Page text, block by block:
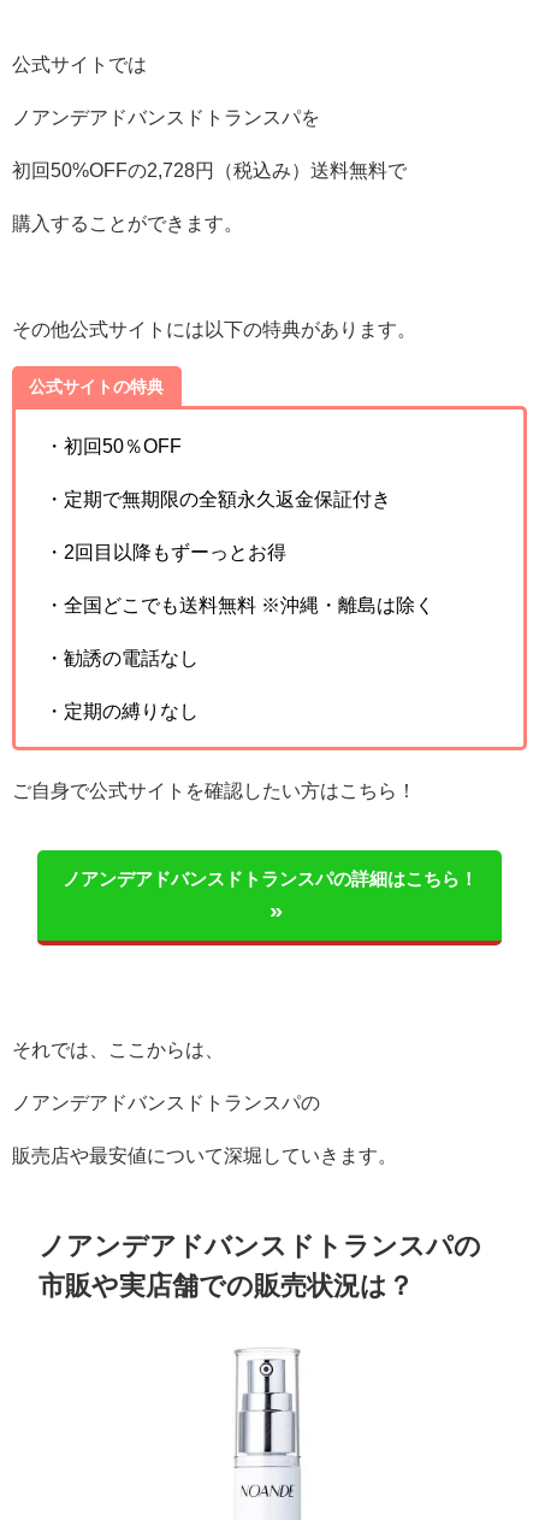
公式サイトでは
ノアンデアドバンスドトランスパを
初回50%OFFの2,728円（税込み）送料無料で
購入することができます。
その他公式サイトには以下の特典があります。
公式サイトの特典
・初回50％OFF
・定期で無期限の全額永久返金保証付き
・2回目以降もずーっとお得
・全国どこでも送料無料 ※沖縄・離島は除く
・勧誘の電話なし
・定期の縛りなし
ご自身で公式サイトを確認したい方はこちら！
ノアンデアドバンスドトランスパの詳細はこちら！
それでは、ここからは、
ノアンデアドバンスドトランスパの
販売店や最安値について深堀していきます。
ノアンデアドバンスドトランスパの
市販や実店舗での販売状況は？